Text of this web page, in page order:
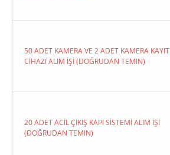
50 ADET KAMERA VE 2 ADET KAMERA KAYIT
CİHAZI ALIM İŞİ (DOĞRUDAN TEMIN)
20 ADET ACİL ÇIKIŞ KAPI SİSTEMİ ALIM İŞİ
(DOĞRUDAN TEMIN)